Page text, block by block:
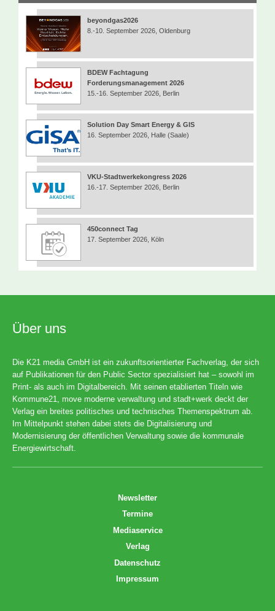
beyondgas2026
8.-10. September 2026, Oldenburg
BDEW Fachtagung
Forderungsmanagement 2026
15.-16. September 2026, Berlin
Solution Day Smart Energy & GIS
16. September 2026, Halle (Saale)
VKU-Stadtwerkekongress 2026
16.-17. September 2026, Berlin
450connect Tag
17. September 2026, Köln
Über uns
Die K21 media GmbH ist ein zukunftsorientierter Fachverlag, der sich
auf Publikationen für den Public Sector spezialisiert hat – sowohl im
Print- als auch im Digitalbereich. Mit seinen etablierten Titeln wie
Kommune21, move moderne verwaltung und stadt+werk deckt der
Verlag ein breites politisches und technisches Themenspektrum ab.
Im Mittelpunkt stehen dabei stets die Digitalisierung und
Modernisierung der öffentlichen Verwaltung sowie die kommunale
Energiewirtschaft.
Newsletter
Termine
Mediaservice
Verlag
Datenschutz
Impressum